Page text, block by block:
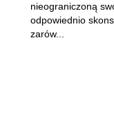
nieograniczoną
odpowiednio
zarów...